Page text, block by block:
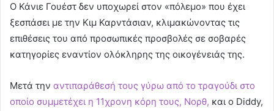
Ο Κάνιε Γουέστ δεν υποχωρεί στον «πόλεμο» που έχει
ξεσπάσει με την Κιμ Καρντάσιαν, κλιμακώνοντας τις
επιθέσεις του από προσωπικές προσβολές σε σοβαρές
κατηγορίες εναντίον ολόκληρης της οικογένειάς της.
Μετά την αντιπαράθεσή τους γύρω από το τραγούδι στο
οποίο συμμετέχει η 11χρονη κόρη τους, Νορθ, και ο Diddy,